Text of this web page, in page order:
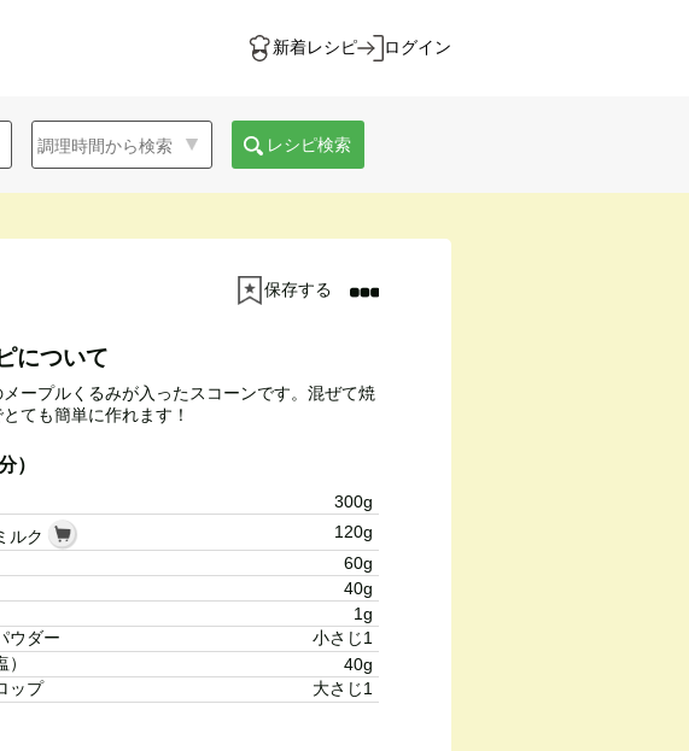
新着レシピ ログイン
レシピ検索
保存する
について
ープルくるみが入ったスコーンです。混ぜて焼
ても簡単に作れます！
）
300g
ルク
120g
60g
40g
1g
ウダー
小さじ1
40g
ップ
大さじ1